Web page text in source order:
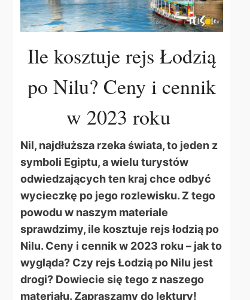
Ile kosztuje rejs Łodzią
po Nilu? Ceny i cennik
w 2023 roku
Nil, najdłuższa rzeka świata, to jeden z
symboli Egiptu, a wielu turystów
odwiedzających ten kraj chce odbyć
wycieczkę po jego rozlewisku. Z tego
powodu w naszym materiale
sprawdzimy, ile kosztuje rejs łodzią po
Nilu. Ceny i cennik w 2023 roku – jak to
wygląda? Czy rejs Łodzią po Nilu jest
drogi? Dowiecie się tego z naszego
materiału. Zapraszamy do lektury!